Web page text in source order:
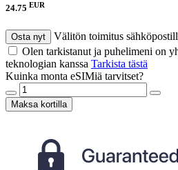
24.75 EUR
Osta nyt
Välitön toimitus
Olen tarkistanut ja puhelimeni on
teknologian kanssa Tarkista tästä
Kuinka monta eSIMiä tarvitset?
Maksa kortilla